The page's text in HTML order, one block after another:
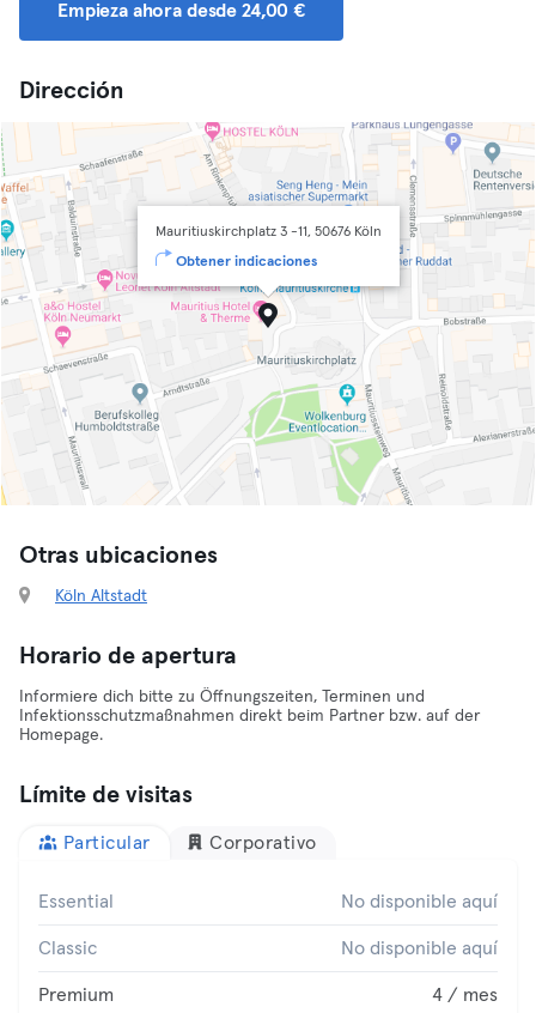
Empieza ahora desde 24,00 €
Dirección
Mauritiuskirchplatz 3 -11, 50676 Köln
Obtener indicaciones
Otras ubicaciones
Köln Altstadt
Horario de apertura
Informiere dich bitte zu Öffnungszeiten, Terminen und
Infektionsschutzmaßnahmen direkt beim Partner bzw. auf der
Homepage.
Límite de visitas
Particular Corporativo
Essential No disponible aquí
Classic No disponible aquí
Premium 4 / mes